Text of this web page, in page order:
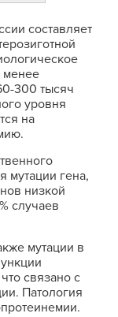
составляет
менее
300 тысяч
уровня
на
мутации гена,
низкой
случаев
мутации в
связано с
Патология